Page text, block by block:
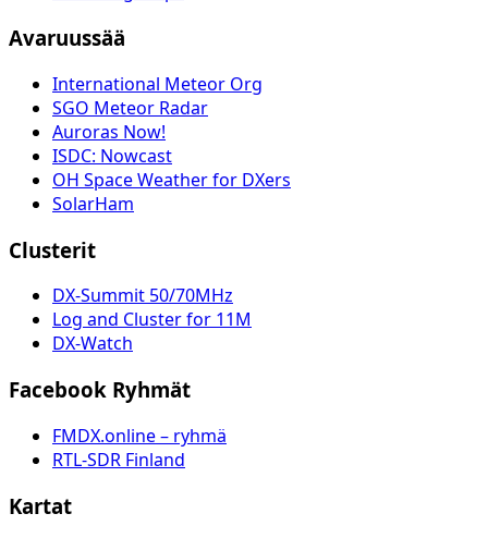
Avaruussää
International Meteor Org
SGO Meteor Radar
Auroras Now!
ISDC: Nowcast
OH Space Weather for DXers
SolarHam
Clusterit
DX-Summit 50/70MHz
Log and Cluster for 11M
DX-Watch
Facebook Ryhmät
FMDX.online – ryhmä
RTL-SDR Finland
Kartat